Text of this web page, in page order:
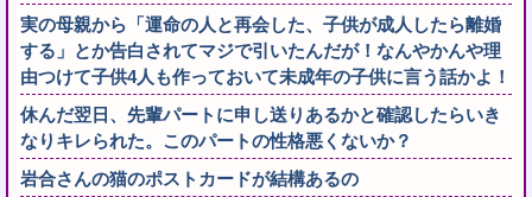
実の母親から「運命の人と再会した、子供が成人したら離婚
する」とか告白されてマジで引いたんだが！なんやかんや理
由つけて子供4人も作っておいて未成年の子供に言う話かよ！
休んだ翌日、先輩パートに申し送りあるかと確認したらいき
なりキレられた。このパートの性格悪くないか？
岩合さんの猫のポストカードが結構あるの